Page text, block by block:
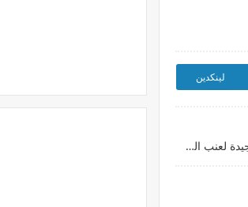
لينكدين
كتاب دليل المزارع للمعاملات الزراعية الجيدة لعنب المائدة